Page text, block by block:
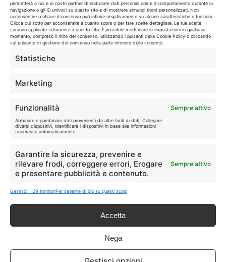
permetterà a noi e ai nostri partner di elaborare dati personali come il comportamento durante la
navigazione o gli ID univoci su questo sito e di mostrare annunci (non) personalizzati. Non
acconsentire o ritirare il consenso può influire negativamente su alcune caratteristiche e funzioni.
Clicca qui sotto per acconsentire a quanto sopra o per fare scelte dettagliate. Le tue scelte
saranno applicate solamente a questo sito. È possibile modificare le impostazioni in qualsiasi
momento, compreso il ritiro del consenso, utilizzando i pulsanti della Cookie Policy o cliccando
sul pulsante di gestione del consenso nella parte inferiore dello schermo.
Statistiche
Marketing
Funzionalità Sempre attivo
Abbinare e combinare dati provenienti da altre fonti di dati, Collegare
diversi dispositivi, Identificare i dispositivi in base alle informazioni
trasmesse automaticamente.
Garantire la sicurezza, prevenire e
rilevare frodi, correggere errori, Erogare
e presentare pubblicità e contenuto.
Sempre attivo
Gestisci 1129 fornitoriPer saperne di più su questi scopi
Accetta
Nega
🔥
Tutte
💻
Tech
🛒 👗
Disclaimer
segnalate possono subire variazioni: verifica sempre le condizioni
sui siti ufficiali.